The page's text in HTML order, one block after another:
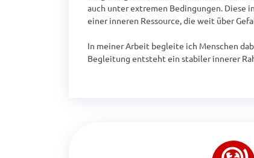
auch unter extremen Bedingungen. Diese
einer inneren Ressource, die weit über
In meiner Arbeit begleite ich Menschen
Begleitung entsteht ein stabiler innerer